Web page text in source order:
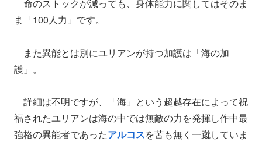
命のストックが減っても、身体能力に関してはそのま
ま「100人力」です。
また異能とは別にユリアンが持つ加護は「海の加
護」。
詳細は不明ですが、「海」という超越存在によって祝
福されたユリアンは海の中では無敵の力を発揮し作中最
強格の異能者であったアルコスを苦も無く一蹴していま